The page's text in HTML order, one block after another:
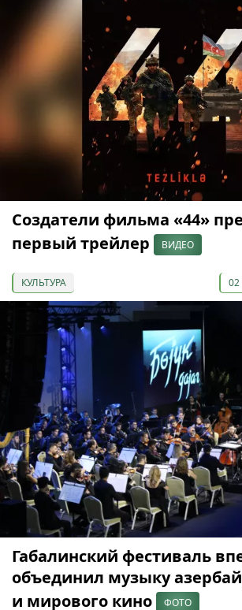
Создатели фильма «44»
первый трейлер
ВИДЕО
КУЛЬТУРА 02
Габалинский фестиваль
объединил музыку
и мирового кино
ФОТО